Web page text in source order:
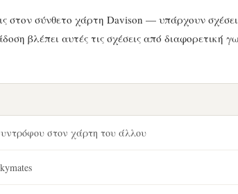
στον σύνθετο χάρτη Davison — υπάρχουν
βλέπει αυτές τις σχέσεις από διαφορετική
στον χάρτη του άλλου